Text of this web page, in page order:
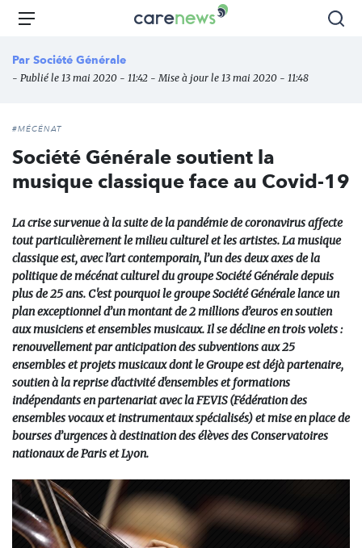
Aller
principal
Carenews,
des
Menu
Par Société Générale
- Publié le 13 mai 2020 - 11:42 - Mise à jour le 13 mai 2020 - 11:48
#MÉCÉNAT
Société Générale soutient la
musique classique face au Covid-19
La crise survenue à la suite de la pandémie de coronavirus affecte
tout particulièrement le milieu culturel et les artistes. La musique
classique est, avec l’art contemporain, l’un des deux axes de la
politique de mécénat culturel du groupe Société Générale depuis
plus de 25 ans. C'est pourquoi le groupe Société Générale lance un
plan exceptionnel d’un montant de 2 millions d’euros en soutien
aux musiciens et ensembles musicaux. Il se décline en trois volets :
renouvellement par anticipation des subventions aux 25
ensembles et projets musicaux dont le Groupe est déjà partenaire,
soutien à la reprise d'activité d'ensembles et formations
indépendants en partenariat avec la FEVIS (Fédération des
ensembles vocaux et instrumentaux spécialisés) et mise en place de
bourses d’urgences à destination des élèves des Conservatoires
nationaux de Paris et Lyon.